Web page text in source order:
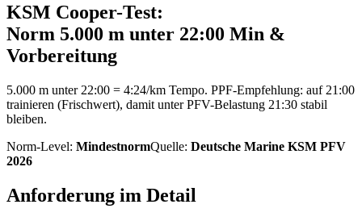
KSM Cooper-Test:
Norm 5.000 m unter 22:00 Min &
Vorbereitung
5.000 m unter 22:00 = 4:24/km Tempo. PPF-Empfehlung: auf 21:00
trainieren (Frischwert), damit unter PFV-Belastung 21:30 stabil
bleiben.
Norm-Level: MindestnormQuelle: Deutsche Marine KSM PFV
2026
Anforderung im Detail